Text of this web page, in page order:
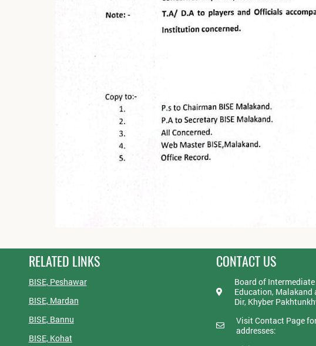
RELATED LINKS
BISE, Peshawar
BISE, Mardan
BISE, Bannu
BISE, Kohat
CONTACT US
Board of
Education, Malakand
Dir, Khyber
Visit Contact Page
addresses: